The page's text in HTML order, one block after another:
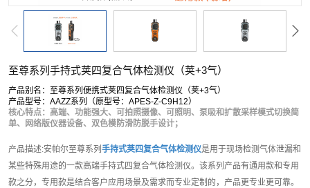
至尊系列手持式荚四复合气体检测仪（荚+3气）
产品别名：至尊系列便携式荚四复合气体检测仪（荚+3气）
产品型号：AAZZ系列（原型号：APES-Z-C9H12）
核心特点：高端、功能强大、可拍照摄像、可照明、泵吸和扩散采样模式切换简
单、网络版仪器设备、双色模防滑防脱手设计；
产品描述:安帕尔至尊系列 手持式荚四复合气体检测仪是用于现场检测气体泄漏和
某些特殊用途的一款高端手持式四复合气体检测仪。该系列产品有通用款和专用
款之分，专用款是结合客户应用场景及需求而专业定制的，产品更专业更可靠。